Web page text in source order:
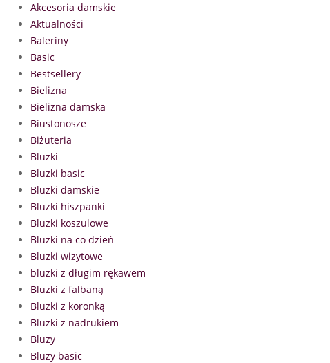
Akcesoria damskie
Aktualności
Baleriny
Basic
Bestsellery
Bielizna
Bielizna damska
Biustonosze
Biżuteria
Bluzki
Bluzki basic
Bluzki damskie
Bluzki hiszpanki
Bluzki koszulowe
Bluzki na co dzień
Bluzki wizytowe
bluzki z długim rękawem
Bluzki z falbaną
Bluzki z koronką
Bluzki z nadrukiem
Bluzy
Bluzy basic